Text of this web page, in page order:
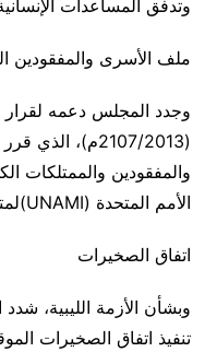
وتدفق المساعدات
ملف الأسرى والمفقودين
وجدد المجلس دعمه
(2107/2013م)،
والمفقودين والممتلكات
الأمم المتحدة (UNAMI)لمتابعة هذا الملف.
اتفاق الصخيرات
وبشأن الأزمة الليبية،
تنفيذ اتفاق الصخيرات